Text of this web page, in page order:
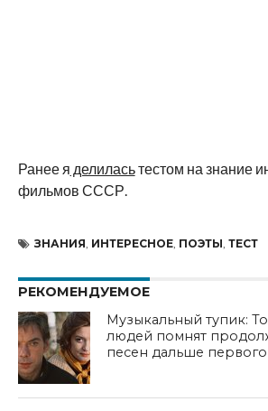
Ранее я делиласьтестом на знание
фильмов СССР.
ЗНАНИЯ, ИНТЕРЕСНОЕ, ПОЭТЫ, ТЕСТ
РЕКОМЕНДУЕМОЕ
Музыкальный тупик:
людей помнят
песен дальше